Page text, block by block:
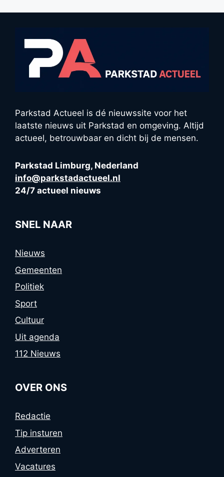
Parkstad Actueel is dé nieuwssite voor het
laatste nieuws uit Parkstad en omgeving. Altijd
actueel, betrouwbaar en dicht bij de mensen.
Parkstad Limburg, Nederland
info@parkstadactueel.nl
24/7 actueel nieuws
SNEL NAAR
Nieuws
Gemeenten
Politiek
Sport
Cultuur
Uit agenda
112 Nieuws
OVER ONS
Redactie
Tip insturen
Adverteren
Vacatures